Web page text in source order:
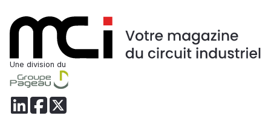
Une division du